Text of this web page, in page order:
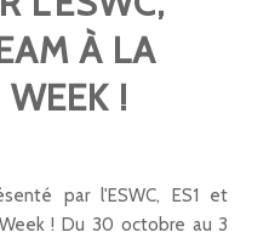
À LA
!
par l'ESWC, ES1 et
! Du 30 octobre au 3